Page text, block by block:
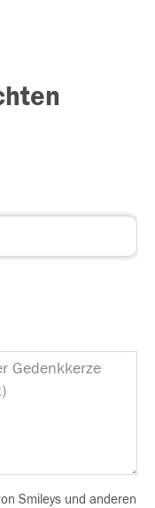
Smileys und anderen